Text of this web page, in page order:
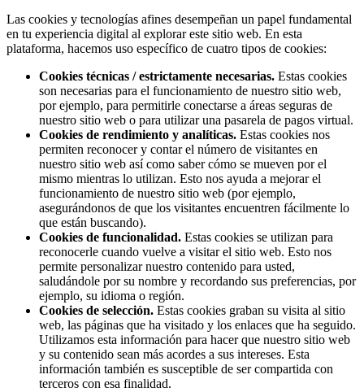
Las cookies y tecnologías afines desempeñan un papel fundamental
en tu experiencia digital al explorar este sitio web. En esta
plataforma, hacemos uso específico de cuatro tipos de cookies:
Cookies técnicas / estrictamente necesarias. Estas cookies
son necesarias para el funcionamiento de nuestro sitio web,
por ejemplo, para permitirle conectarse a áreas seguras de
nuestro sitio web o para utilizar una pasarela de pagos virtual.
Cookies de rendimiento y analíticas. Estas cookies nos
permiten reconocer y contar el número de visitantes en
nuestro sitio web así como saber cómo se mueven por el
mismo mientras lo utilizan. Esto nos ayuda a mejorar el
funcionamiento de nuestro sitio web (por ejemplo,
asegurándonos de que los visitantes encuentren fácilmente lo
que están buscando).
Cookies de funcionalidad. Estas cookies se utilizan para
reconocerle cuando vuelve a visitar el sitio web. Esto nos
permite personalizar nuestro contenido para usted,
saludándole por su nombre y recordando sus preferencias, por
ejemplo, su idioma o región.
Cookies de selección. Estas cookies graban su visita al sitio
web, las páginas que ha visitado y los enlaces que ha seguido.
Utilizamos esta información para hacer que nuestro sitio web
y su contenido sean más acordes a sus intereses. Esta
información también es susceptible de ser compartida con
terceros con esa finalidad.